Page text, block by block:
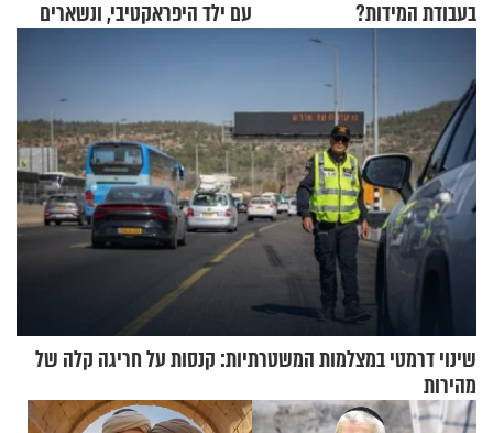
בעבודת המידות?
עם ילד היפראקטיבי, ונשארים
שינוי דרמטי במצלמות המשטרתיות: קנסות על חריגה קלה של
מהירות